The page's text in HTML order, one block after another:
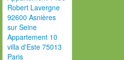
Robert Lavergne
92600 Asnières
sur Seine
Appartement 10
villa d'Este 75013
Paris